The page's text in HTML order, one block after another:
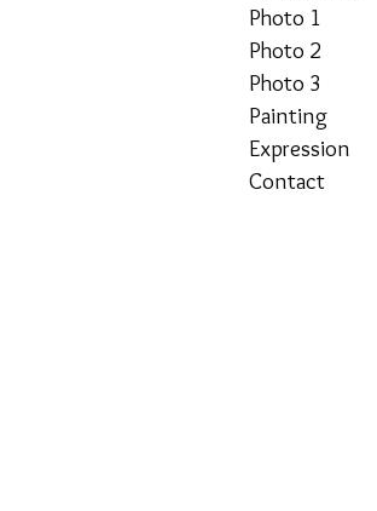
Photo 1
Photo 2
Photo 3
Painting
Expression
Contact